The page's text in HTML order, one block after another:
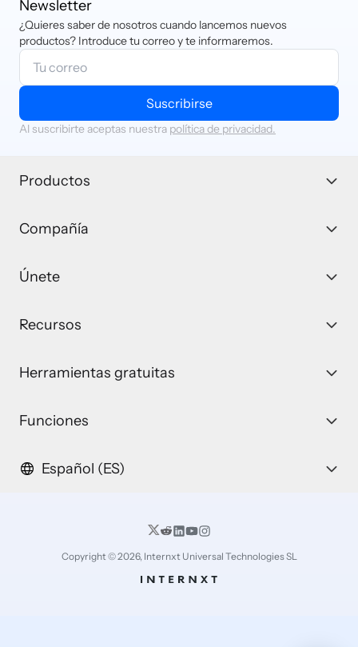
Newsletter
¿Quieres saber de nosotros cuando lancemos nuevos
productos? Introduce tu correo y te informaremos.
Suscribirse
Al suscribirte aceptas nuestra política de privacidad.
Productos
Compañía
Únete
Recursos
Herramientas gratuitas
Funciones
Español (ES)
Copyright © 2026, Internxt Universal Technologies SL